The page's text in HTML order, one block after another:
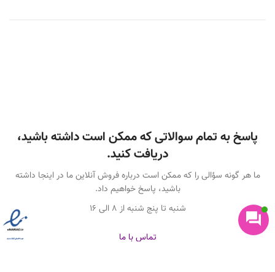
پاسخ به تمام سوالاتی که ممکن است داشته باشید،
دریافت کنید.
ما هر گونه سؤالی را که ممکن است درباره فروش آنلاین ما در اینجا داشته
باشید، پاسخ خواهیم داد.
شنبه تا پنج شنبه از 8 الی 16
تماس با ما